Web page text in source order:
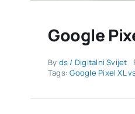
Google
By ds / Digitalni Svijet
Tags:Google Pixel XL